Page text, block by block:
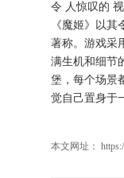
令 人惊叹的
《魔姬》以
著称。游戏采
满生机和细节
堡，每个场景
觉自己置身于
本文网址：